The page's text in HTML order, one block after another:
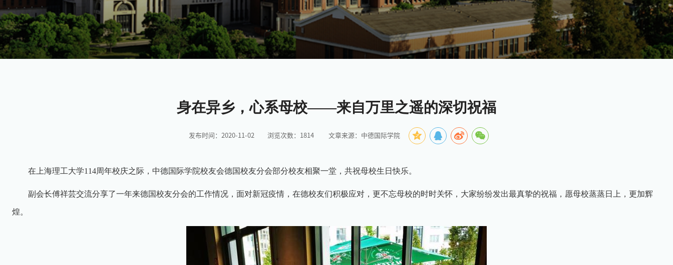
身在异乡，心系母校——来自万里之遥的深切祝福
发布时间：2020-11-02 浏览次数： 1814 文章来源：中德国际学院
在上海理工大学114周年校庆之际，中德国际学院校友会德国校友分会部分校友相聚一堂，共祝母校生日快乐。
副会长傅祥芸交流分享了一年来德国校友分会的工作情况，面对新冠疫情，在德校友们积极应对，更不忘母校的时时关怀，大家纷纷发出最真挚的祝福，愿母校蒸蒸日上，更加辉
煌。